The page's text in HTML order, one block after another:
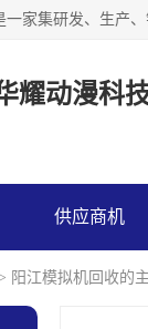
耀动漫科
供应商机
阳江模拟机回收的